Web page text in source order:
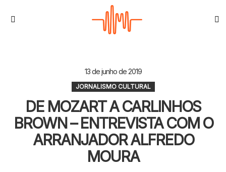
13 de junho de 2019
JORNALISMO CULTURAL
DE MOZART A CARLINHOS
BROWN – ENTREVISTA COM O
ARRANJADOR ALFREDO
MOURA